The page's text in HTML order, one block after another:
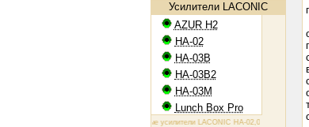
Усилители LACONIC
AZUR H2
HA-02
HA-03B
HA-03B2
HA-03M
Lunch Box Pro
Ламповые усилители LACONIC HA-02,03B/B2/M: 6N6P,